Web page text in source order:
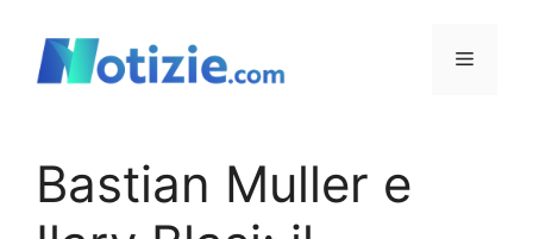
contenuto
Menu
Bastian Muller e